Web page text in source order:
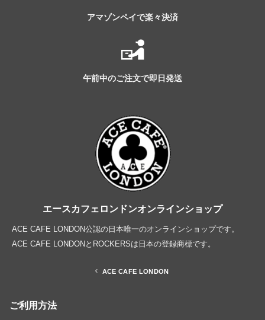
アマゾンペイで楽々決済
午前中のご注文で即日発送
エースカフェロンドンオンラインショップ
ACE CAFE LONDON公認の日本唯一のオンラインショップです。
ACE CAFE LONDONとROCKERSは日本の登録商標です。
ACE CAFE LONDON
ご利用方法